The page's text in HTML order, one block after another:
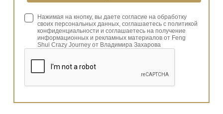
Нажимая на кнопку, вы даете согласие на обработку
своих персональных данных, соглашаетесь с политикой
конфиденциальности и соглашаетесь на получение
информационных и рекламных материалов от Feng
Shui Crazy Journey от Владимира Захарова